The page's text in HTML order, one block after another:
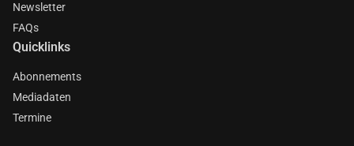
Newsletter
FAQs
Quicklinks
Abonnements
Mediadaten
Termine